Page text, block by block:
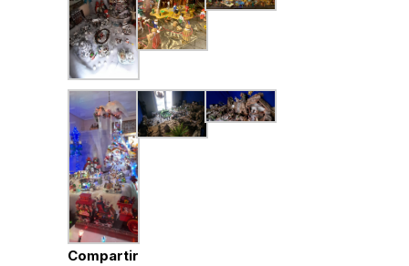
Compartir